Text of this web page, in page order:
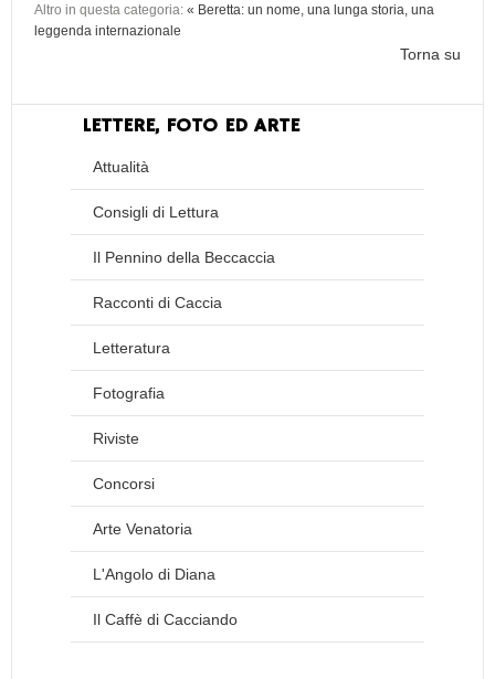
Altro in questa categoria: « Beretta: un nome, una lunga storia, una
leggenda internazionale
Torna su
LETTERE, FOTO ED ARTE
Attualità
Consigli di Lettura
Il Pennino della Beccaccia
Racconti di Caccia
Letteratura
Fotografia
Riviste
Concorsi
Arte Venatoria
L'Angolo di Diana
Il Caffè di Cacciando